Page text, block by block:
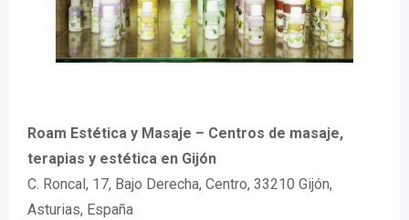
Roam Estética y Masaje – Centros de masaje,
terapias y estética en Gijón
C. Roncal, 17, Bajo Derecha, Centro, 33210 Gijón,
Asturias, España